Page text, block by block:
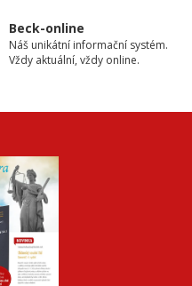
Beck-online
Náš unikátní informační systém.
Vždy aktuální, vždy online.